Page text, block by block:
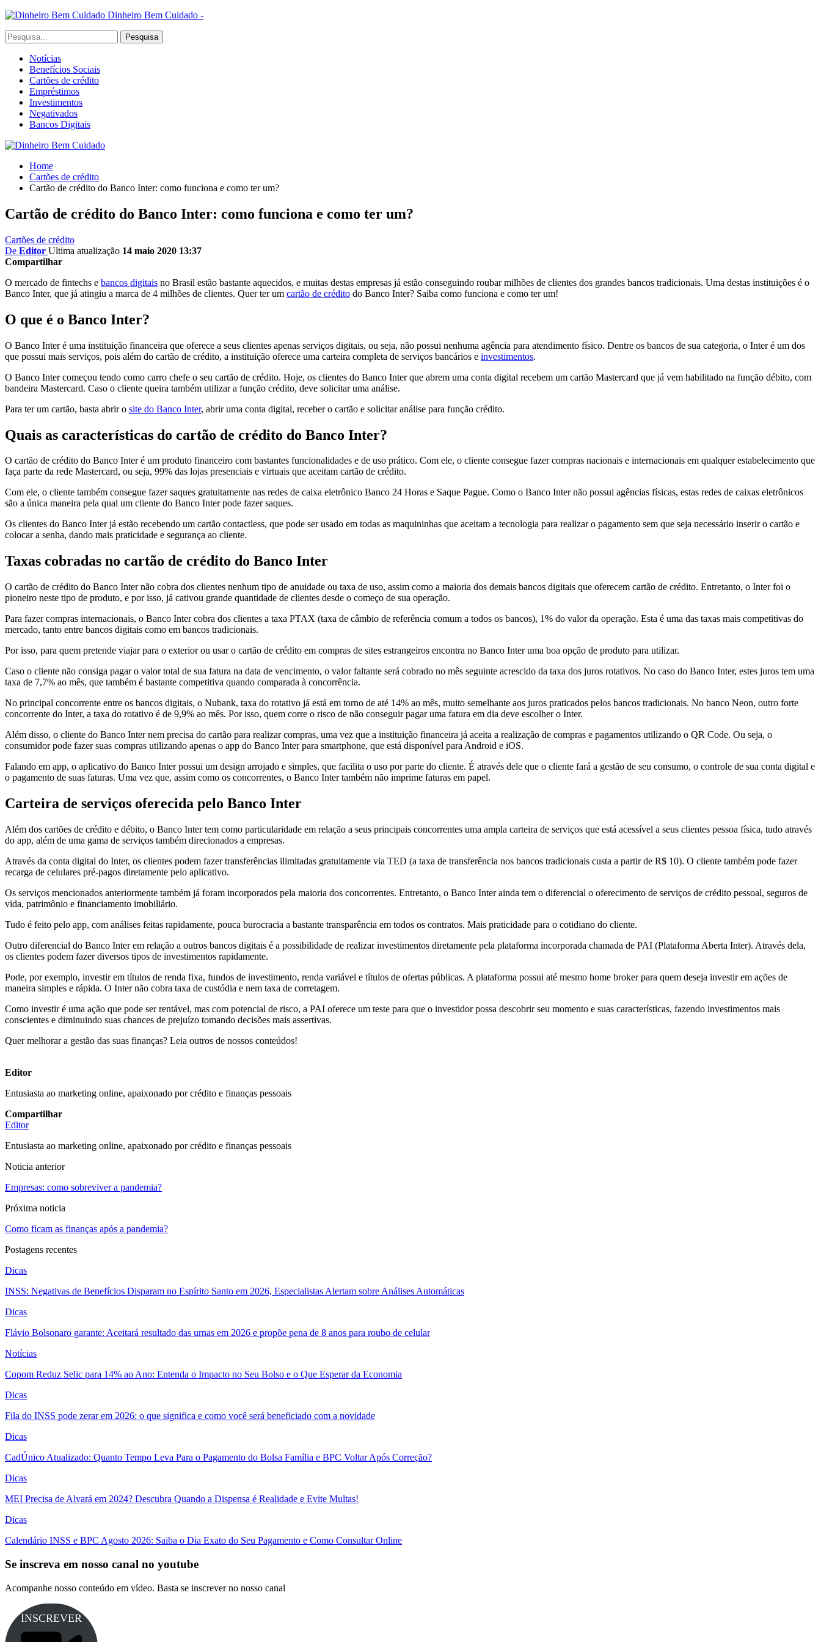
Dinheiro Bem Cuidado -
Notícias
Benefícios Sociais
Cartões de crédito
Empréstimos
Investimentos
Negativados
Bancos Digitais
Home
Cartões de crédito
Cartão de crédito do Banco Inter: como funciona e como ter um?
Cartão de crédito do Banco Inter: como funciona e como ter um?
Cartões de crédito
De Editor Ultima atualização 14 maio 2020 13:37
Compartilhar
O mercado de fintechs e bancos digitais no Brasil estão bastante aquecidos, e muitas destas empresas já estão conseguindo roubar milhões de clientes dos grandes bancos tradicionais. Uma destas instituições é o
Banco Inter, que já atingiu a marca de 4 milhões de clientes. Quer ter um cartão de crédito do Banco Inter? Saiba como funciona e como ter um!
O que é o Banco Inter?
O Banco Inter é uma instituição financeira que oferece a seus clientes apenas serviços digitais, ou seja, não possui nenhuma agência para atendimento físico. Dentre os bancos de sua categoria, o Inter é um dos
que possui mais serviços, pois além do cartão de crédito, a instituição oferece uma carteira completa de serviços bancários e investimentos.
O Banco Inter começou tendo como carro chefe o seu cartão de crédito. Hoje, os clientes do Banco Inter que abrem uma conta digital recebem um cartão Mastercard que já vem habilitado na função débito, com
bandeira Mastercard. Caso o cliente queira também utilizar a função crédito, deve solicitar uma análise.
Para ter um cartão, basta abrir o site do Banco Inter, abrir uma conta digital, receber o cartão e solicitar análise para função crédito.
Quais as características do cartão de crédito do Banco Inter?
O cartão de crédito do Banco Inter é um produto financeiro com bastantes funcionalidades e de uso prático. Com ele, o cliente consegue fazer compras nacionais e internacionais em qualquer estabelecimento que
faça parte da rede Mastercard, ou seja, 99% das lojas presenciais e virtuais que aceitam cartão de crédito.
Com ele, o cliente também consegue fazer saques gratuitamente nas redes de caixa eletrônico Banco 24 Horas e Saque Pague. Como o Banco Inter não possui agências físicas, estas redes de caixas eletrônicos
são a única maneira pela qual um cliente do Banco Inter pode fazer saques.
Os clientes do Banco Inter já estão recebendo um cartão contactless, que pode ser usado em todas as maquininhas que aceitam a tecnologia para realizar o pagamento sem que seja necessário inserir o cartão e
colocar a senha, dando mais praticidade e segurança ao cliente.
Taxas cobradas no cartão de crédito do Banco Inter
O cartão de crédito do Banco Inter não cobra dos clientes nenhum tipo de anuidade ou taxa de uso, assim como a maioria dos demais bancos digitais que oferecem cartão de crédito. Entretanto, o Inter foi o
pioneiro neste tipo de produto, e por isso, já cativou grande quantidade de clientes desde o começo de sua operação.
Para fazer compras internacionais, o Banco Inter cobra dos clientes a taxa PTAX (taxa de câmbio de referência comum a todos os bancos), 1% do valor da operação. Esta é uma das taxas mais competitivas do
mercado, tanto entre bancos digitais como em bancos tradicionais.
Por isso, para quem pretende viajar para o exterior ou usar o cartão de crédito em compras de sites estrangeiros encontra no Banco Inter uma boa opção de produto para utilizar.
Caso o cliente não consiga pagar o valor total de sua fatura na data de vencimento, o valor faltante será cobrado no mês seguinte acrescido da taxa dos juros rotativos. No caso do Banco Inter, estes juros tem uma
taxa de 7,7% ao mês, que também é bastante competitiva quando comparada à concorrência.
No principal concorrente entre os bancos digitais, o Nubank, taxa do rotativo já está em torno de até 14% ao mês, muito semelhante aos juros praticados pelos bancos tradicionais. No banco Neon, outro forte
concorrente do Inter, a taxa do rotativo é de 9,9% ao mês. Por isso, quem corre o risco de não conseguir pagar uma fatura em dia deve escolher o Inter.
Além disso, o cliente do Banco Inter nem precisa do cartão para realizar compras, uma vez que a instituição financeira já aceita a realização de compras e pagamentos utilizando o QR Code. Ou seja, o
consumidor pode fazer suas compras utilizando apenas o app do Banco Inter para smartphone, que está disponível para Android e iOS.
Falando em app, o aplicativo do Banco Inter possui um design arrojado e simples, que facilita o uso por parte do cliente. É através dele que o cliente fará a gestão de seu consumo, o controle de sua conta digital e
o pagamento de suas faturas. Uma vez que, assim como os concorrentes, o Banco Inter também não imprime faturas em papel.
Carteira de serviços oferecida pelo Banco Inter
Além dos cartões de crédito e débito, o Banco Inter tem como particularidade em relação a seus principais concorrentes uma ampla carteira de serviços que está acessível a seus clientes pessoa física, tudo através
do app, além de uma gama de serviços também direcionados a empresas.
Através da conta digital do Inter, os clientes podem fazer transferências ilimitadas gratuitamente via TED (a taxa de transferência nos bancos tradicionais custa a partir de R$ 10). O cliente também pode fazer
recarga de celulares pré-pagos diretamente pelo aplicativo.
Os serviços mencionados anteriormente também já foram incorporados pela maioria dos concorrentes. Entretanto, o Banco Inter ainda tem o diferencial o oferecimento de serviços de crédito pessoal, seguros de
vida, patrimônio e financiamento imobiliário.
Tudo é feito pelo app, com análises feitas rapidamente, pouca burocracia a bastante transparência em todos os contratos. Mais praticidade para o cotidiano do cliente.
Outro diferencial do Banco Inter em relação a outros bancos digitais é a possibilidade de realizar investimentos diretamente pela plataforma incorporada chamada de PAI (Plataforma Aberta Inter). Através dela,
os clientes podem fazer diversos tipos de investimentos rapidamente.
Pode, por exemplo, investir em títulos de renda fixa, fundos de investimento, renda variável e títulos de ofertas públicas. A plataforma possui até mesmo home broker para quem deseja investir em ações de
maneira simples e rápida. O Inter não cobra taxa de custódia e nem taxa de corretagem.
Como investir é uma ação que pode ser rentável, mas com potencial de risco, a PAI oferece um teste para que o investidor possa descobrir seu momento e suas características, fazendo investimentos mais
conscientes e diminuindo suas chances de prejuízo tomando decisões mais assertivas.
Quer melhorar a gestão das suas finanças? Leia outros de nossos conteúdos!
Editor
Entusiasta ao marketing online, apaixonado por crédito e finanças pessoais
Compartilhar
Editor
Entusiasta ao marketing online, apaixonado por crédito e finanças pessoais
Noticia anterior
Empresas: como sobreviver a pandemia?
Próxima noticia
Como ficam as finanças após a pandemia?
Postagens recentes
Dicas
INSS: Negativas de Benefícios Disparam no Espírito Santo em 2026, Especialistas Alertam sobre Análises Automáticas
Dicas
Flávio Bolsonaro garante: Aceitará resultado das urnas em 2026 e propõe pena de 8 anos para roubo de celular
Notícias
Copom Reduz Selic para 14% ao Ano: Entenda o Impacto no Seu Bolso e o Que Esperar da Economia
Dicas
Fila do INSS pode zerar em 2026: o que significa e como você será beneficiado com a novidade
Dicas
CadÚnico Atualizado: Quanto Tempo Leva Para o Pagamento do Bolsa Família e BPC Voltar Após Correção?
Dicas
MEI Precisa de Alvará em 2024? Descubra Quando a Dispensa é Realidade e Evite Multas!
Dicas
Calendário INSS e BPC Agosto 2026: Saiba o Dia Exato do Seu Pagamento e Como Consultar Online
Se inscreva em nosso canal no youtube
Acompanhe nosso conteúdo em vídeo. Basta se inscrever no nosso canal
INSCREVER